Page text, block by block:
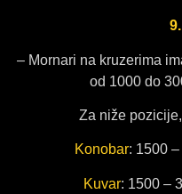
– Mornari na kruzerima
od 1000 do
Za niže
Konobar: 1500
Kuvar: 1500 –